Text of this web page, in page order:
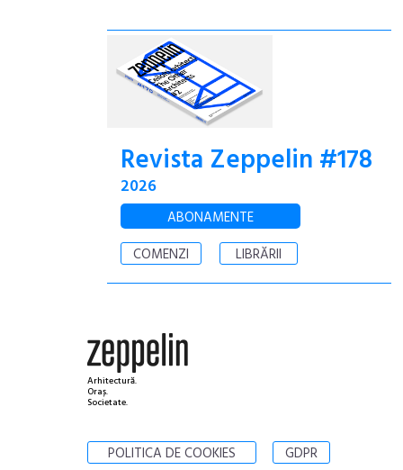
Revista Zeppelin #178
2026
ABONAMENTE
COMENZI
LIBRĂRII
Arhitectură.
Oraș.
Societate.
POLITICA DE COOKIES GDPR